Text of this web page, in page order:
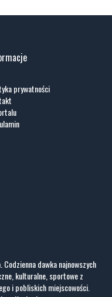
prywatności
dawka najnowszych
kulturalne, sportowe z
i pobliskich miejscowości.